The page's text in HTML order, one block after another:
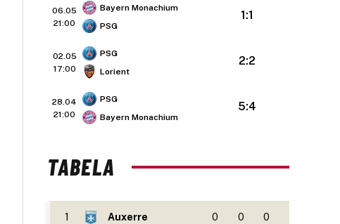
06.05
21:00
Bayern Monachium
PSG
1:1
02.05
17:00
PSG
Lorient
2:2
28.04
21:00
PSG
Bayern Monachium
5:4
TABELA
1 Auxerre 0 0 0